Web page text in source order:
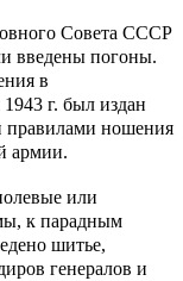
Совета СССР
введены погоны.
в
г. был издан
правилами ношения
армии.
или
к парадным
шитье,
генералов и